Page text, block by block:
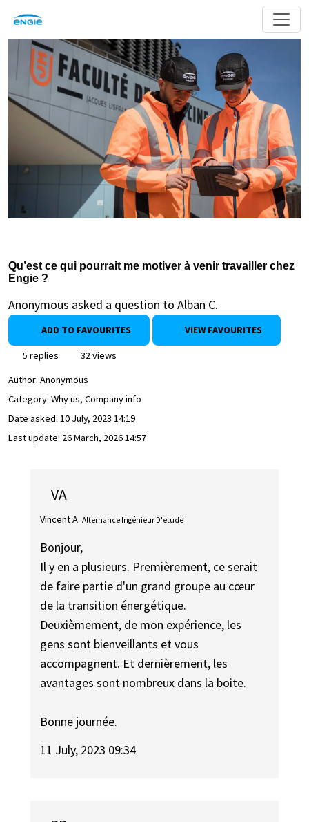
Qu’est ce qui pourrait me motiver à venir travailler chez
Engie ?
Anonymous asked a question to Alban C.
ADD TO FAVOURITES VIEW FAVOURITES
5 replies
32 views
Author: Anonymous
Category: Why us, Company info
Date asked: 10 July, 2023 14:19
Last update: 26 March, 2026 14:57
VA
Vincent A. Alternance Ingénieur D'etude
Bonjour,
Il y en a plusieurs. Premièrement, ce serait
de faire partie d'un grand groupe au cœur
de la transition énergétique.
Deuxièmement, de mon expérience, les
gens sont bienveillants et vous
accompagnent. Et dernièrement, les
avantages sont nombreux dans la boite.
Bonne journée.
11 July, 2023 09:34